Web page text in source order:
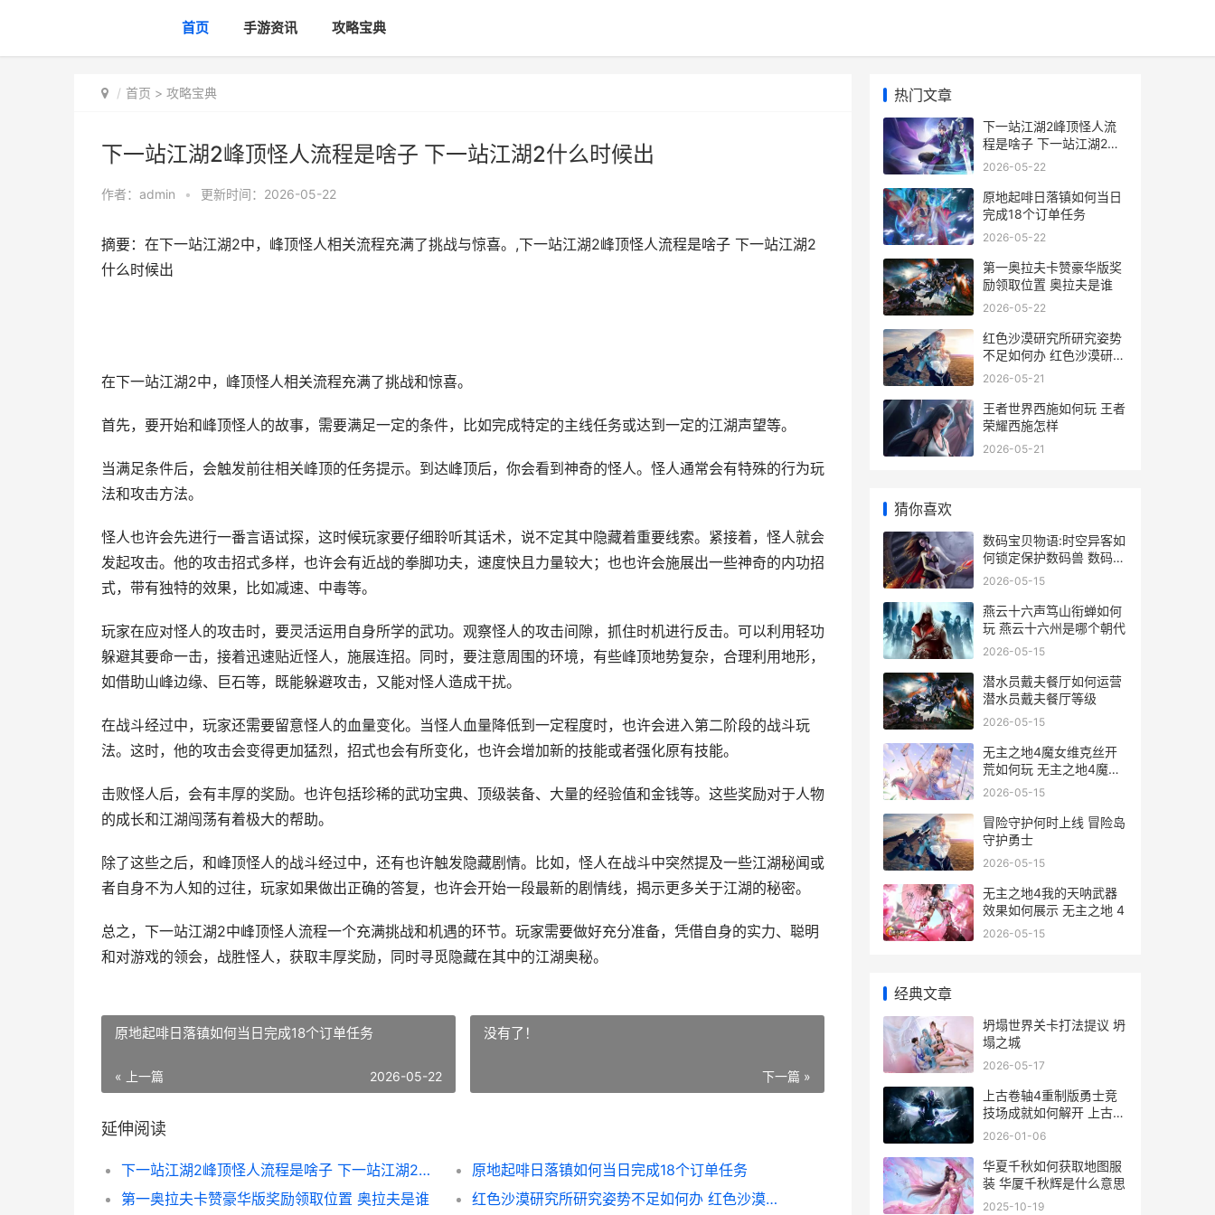
首页 手游资讯 攻略宝典
首页 > 攻略宝典
下一站江湖2峰顶怪人流程是啥子 下一站江湖2什么时候出
作者： admin • 更新时间：2026-05-22
摘要：在下一站江湖2中，峰顶怪人相关流程充满了挑战与惊喜。,下一站江湖2峰顶怪人流程是啥子 下一站江湖2
什么时候出
在下一站江湖2中，峰顶怪人相关流程充满了挑战和惊喜。
首先，要开始和峰顶怪人的故事，需要满足一定的条件，比如完成特定的主线任务或达到一定的江湖声望等。
当满足条件后，会触发前往相关峰顶的任务提示。到达峰顶后，你会看到神奇的怪人。怪人通常会有特殊的行为玩
法和攻击方法。
怪人也许会先进行一番言语试探，这时候玩家要仔细聆听其话术，说不定其中隐藏着重要线索。紧接着，怪人就会
发起攻击。他的攻击招式多样，也许会有近战的拳脚功夫，速度快且力量较大；也也许会施展出一些神奇的内功招
式，带有独特的效果，比如减速、中毒等。
玩家在应对怪人的攻击时，要灵活运用自身所学的武功。观察怪人的攻击间隙，抓住时机进行反击。可以利用轻功
躲避其要命一击，接着迅速贴近怪人，施展连招。同时，要注意周围的环境，有些峰顶地势复杂，合理利用地形，
如借助山峰边缘、巨石等，既能躲避攻击，又能对怪人造成干扰。
在战斗经过中，玩家还需要留意怪人的血量变化。当怪人血量降低到一定程度时，也许会进入第二阶段的战斗玩
法。这时，他的攻击会变得更加猛烈，招式也会有所变化，也许会增加新的技能或者强化原有技能。
击败怪人后，会有丰厚的奖励。也许包括珍稀的武功宝典、顶级装备、大量的经验值和金钱等。这些奖励对于人物
的成长和江湖闯荡有着极大的帮助。
除了这些之后，和峰顶怪人的战斗经过中，还有也许触发隐藏剧情。比如，怪人在战斗中突然提及一些江湖秘闻或
者自身不为人知的过往，玩家如果做出正确的答复，也许会开始一段最新的剧情线，揭示更多关于江湖的秘密。
总之，下一站江湖2中峰顶怪人流程一个充满挑战和机遇的环节。玩家需要做好充分准备，凭借自身的实力、聪明
和对游戏的领会，战胜怪人，获取丰厚奖励，同时寻觅隐藏在其中的江湖奥秘。
原地起啡日落镇如何当日完成18个订单任务
« 上一篇 2026-05-22
没有了！
下一篇 »
延伸阅读
下一站江湖2峰顶怪人流程是啥子 下一站江湖2什么时候出
原地起啡日落镇如何当日完成18个订单任务
第一奥拉夫卡赞豪华版奖励领取位置 奥拉夫是谁
红色沙漠研究所研究姿势不足如何办 红色沙漠研究所研究
热门文章
下一站江湖2峰顶怪人流
程是啥子 下一站江湖2什
么时候出
2026-05-22
原地起啡日落镇如何当日
完成18个订单任务
2026-05-22
第一奥拉夫卡赞豪华版奖
励领取位置 奥拉夫是谁
2026-05-22
红色沙漠研究所研究姿势
不足如何办 红色沙漠研究
所研究
2026-05-21
王者世界西施如何玩 王者
荣耀西施怎样
2026-05-21
猜你喜欢
数码宝贝物语:时空异客如
何锁定保护数码兽 数码宝
贝物语骇客追忆
2026-05-15
燕云十六声笃山衔蝉如何
玩 燕云十六州是哪个朝代
2026-05-15
潜水员戴夫餐厅如何运营
潜水员戴夫餐厅等级
2026-05-15
无主之地4魔女维克丝开
荒如何玩 无主之地4魔女
吸血流
2026-05-15
冒险守护何时上线 冒险岛
守护勇士
2026-05-15
无主之地4我的天呐武器
效果如何展示 无主之地 4
2026-05-15
经典文章
坍塌世界关卡打法提议 坍
塌之城
2026-05-17
上古卷轴4重制版勇士竞
技场成就如何解开 上古卷
轴4重制版灵魂租契
2026-01-06
华夏千秋如何获取地图服
装 华厦千秋辉是什么意思
2025-10-19